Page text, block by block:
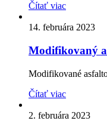
Čítať viac
14. februára 2023
Modifikovaný
Modifikované
Čítať viac
2. februára 2023